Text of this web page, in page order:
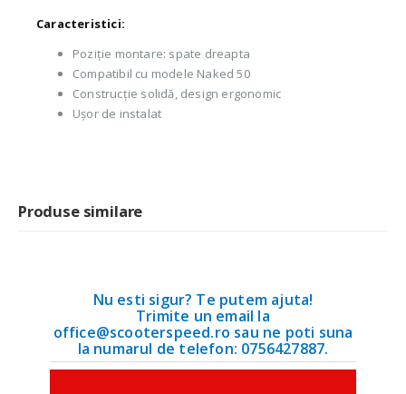
Caracteristici:
Poziție montare: spate dreapta
Compatibil cu modele Naked 50
Construcție solidă, design ergonomic
Ușor de instalat
Produse similare
Nu esti sigur? Te putem ajuta!
Trimite un email la
office@scooterspeed.ro sau ne poti suna
la numarul de telefon: 0756427887.